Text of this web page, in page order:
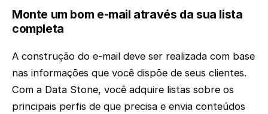
Monte um bom e-mail através da sua lista
completa
A construção do e-mail deve ser realizada com base
nas informações que você dispõe de seus clientes.
Com a Data Stone, você adquire listas sobre os
principais perfis de que precisa e envia conteúdos